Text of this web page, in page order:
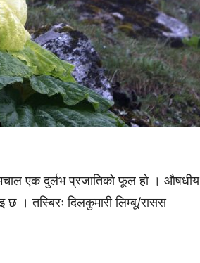
एक दुर्लभ प्रजातिको फूल हो । औषधीय
छ । तस्बिरः दिलकुमारी लिम्बू/रासस